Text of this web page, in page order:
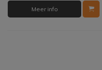
Meer info